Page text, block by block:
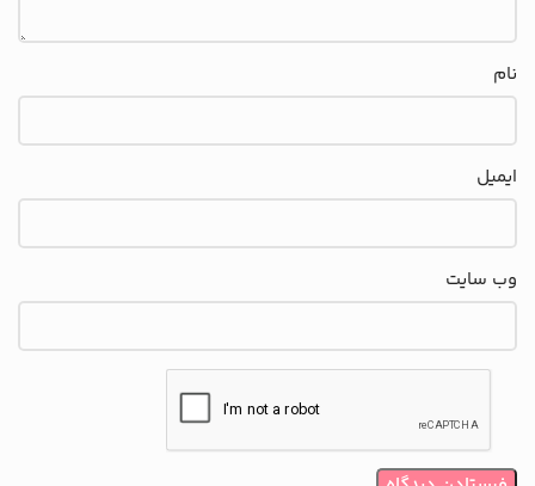
نام
ایمیل
وب‌ سایت